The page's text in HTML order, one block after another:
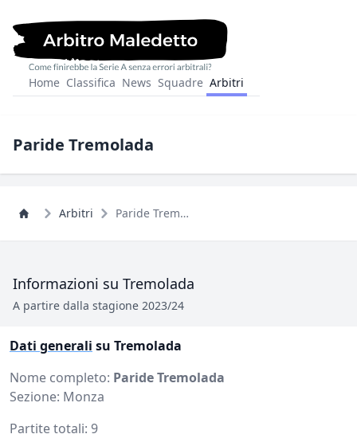
Home Classifica News Squadre Arbitri
Paride Tremolada
Arbitri Paride Tremolada
Informazioni su Tremolada
A partire dalla stagione 2023/24
Dati generali su Tremolada
Nome completo: Paride Tremolada
Sezione: Monza
Partite totali: 9